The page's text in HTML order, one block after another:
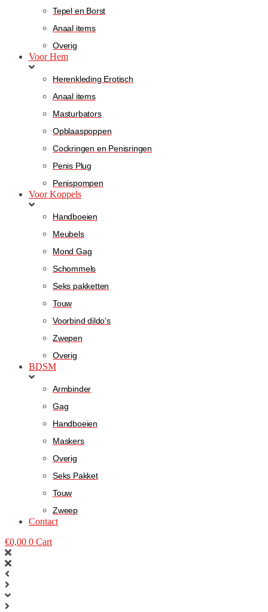
Tepel en Borst
Anaal items
Overig
Voor Hem
Herenkleding Erotisch
Anaal items
Masturbators
Opblaaspoppen
Cockringen en Penisringen
Penis Plug
Penispompen
Voor Koppels
Handboeien
Meubels
Mond Gag
Schommels
Seks pakketten
Touw
Voorbind dildo’s
Zwepen
Overig
BDSM
Armbinder
Gag
Handboeien
Maskers
Overig
Seks Pakket
Touw
Zweep
Contact
€0,00 0 Cart